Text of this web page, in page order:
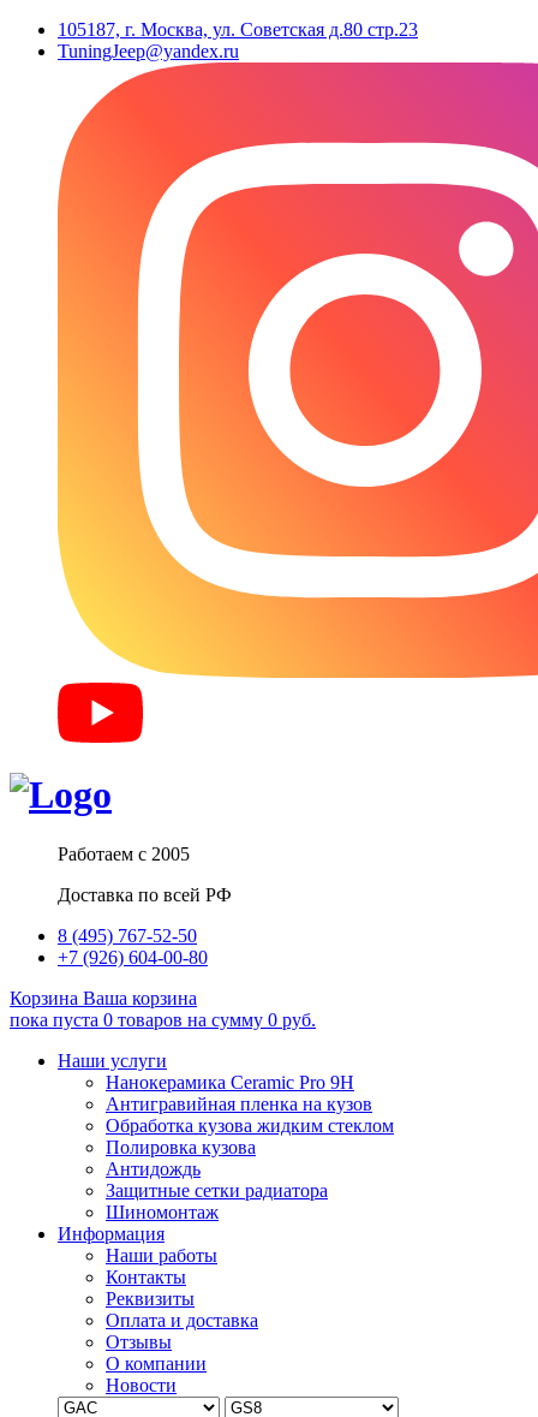
105187, г. Москва, ул. Советская д.80 стр.23
TuningJeep@yandex.ru
Работаем с 2005
Доставка по всей РФ
8 (495) 767-52-50
+7 (926) 604-00-80
Корзина Ваша корзина
пока пуста 0 товаров на сумму 0 руб.
Наши услуги
Нанокерамика Ceramic Pro 9H
Антигравийная пленка на кузов
Обработка кузова жидким стеклом
Полировка кузова
Антидождь
Защитные сетки радиатора
Шиномонтаж
Информация
Наши работы
Контакты
Реквизиты
Оплата и доставка
Отзывы
О компании
Новости